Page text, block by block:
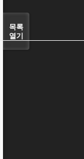
목록
열기